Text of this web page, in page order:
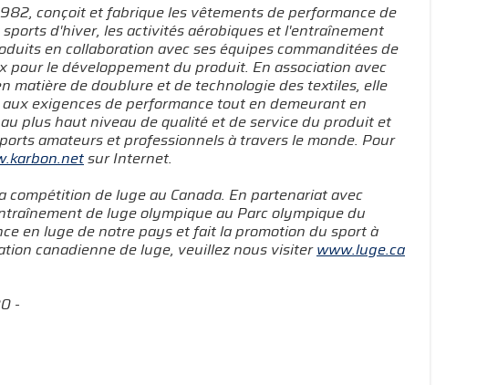
conçoit et fabrique les vêtements de performance de
d'hiver, les activités aérobiques et l'entraînement
en collaboration avec ses équipes commanditées de
le développement du produit. En association avec
matière de doublure et de technologie des textiles, elle
exigences de performance tout en demeurant en
plus haut niveau de qualité et de service du produit et
amateurs et professionnels à travers le monde. Pour
sur Internet.
de luge au Canada. En partenariat avec
de luge olympique au Parc olympique du
en luge de notre pays et fait la promotion du sport à
canadienne de luge, veuillez nous visiterwww.luge.ca
-